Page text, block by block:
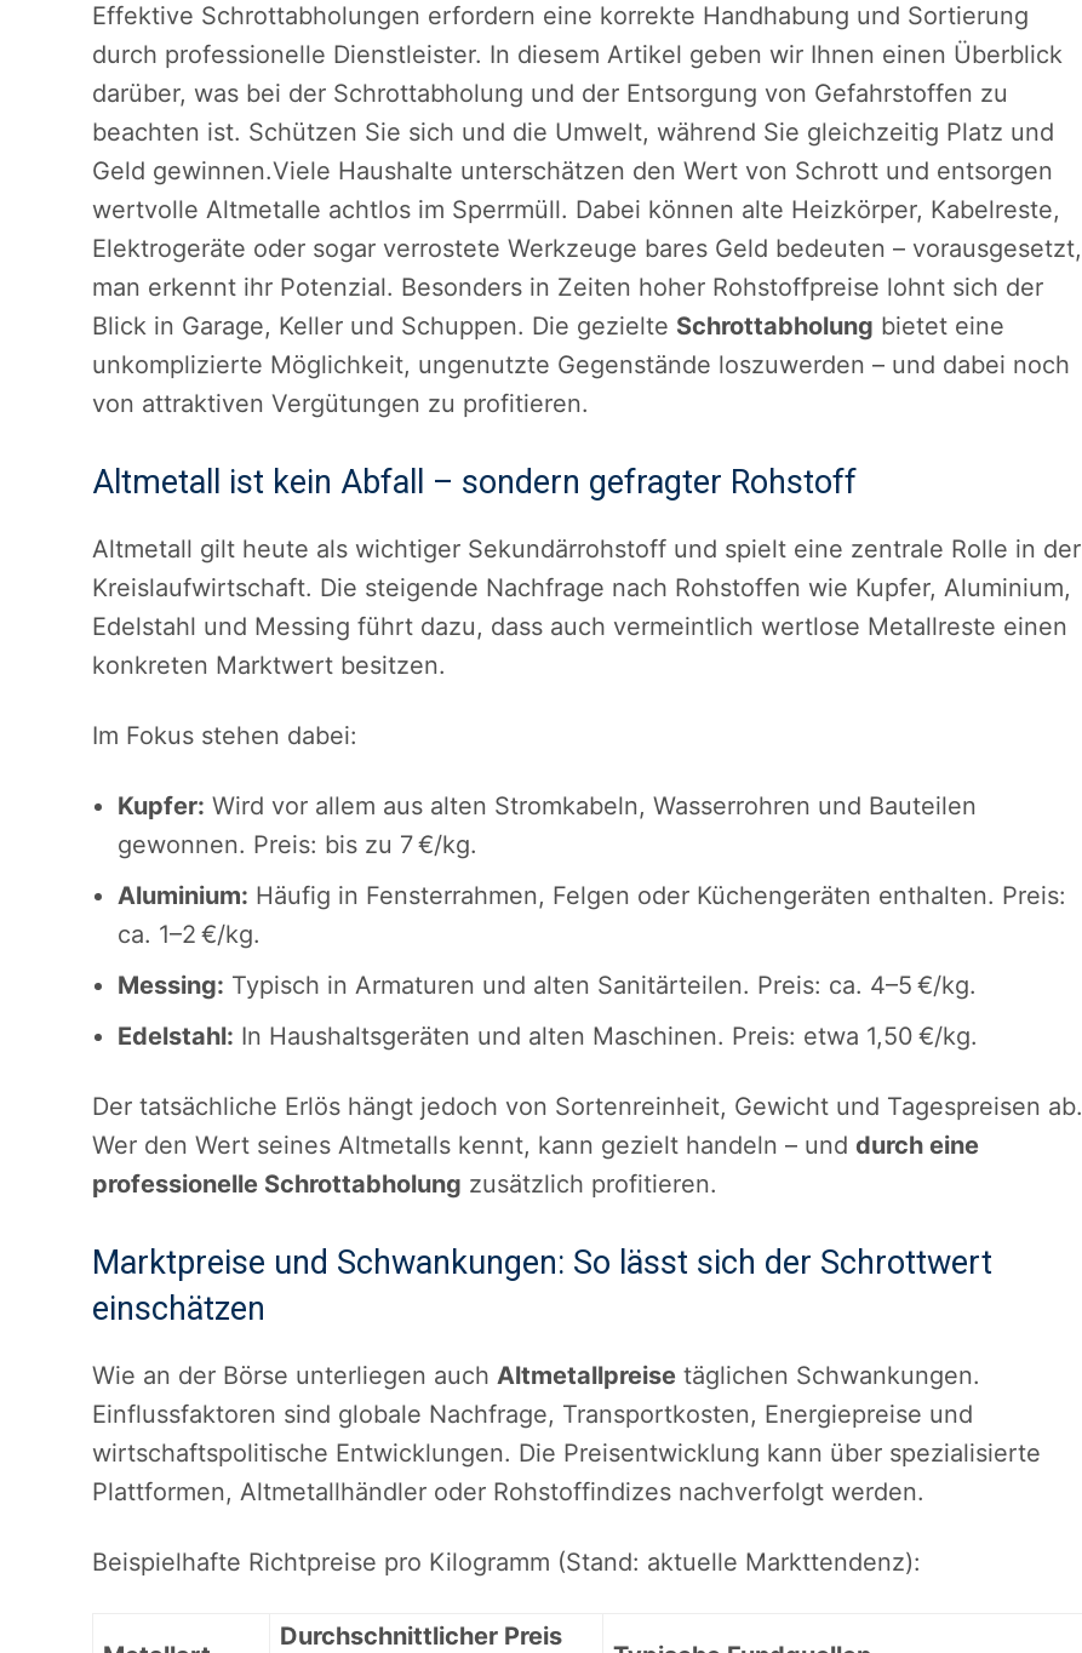
Effektive Schrottabholungen erfordern eine korrekte Handhabung und Sortierung
durch professionelle Dienstleister. In diesem Artikel geben wir Ihnen einen Überblick
darüber, was bei der Schrottabholung und der Entsorgung von Gefahrstoffen zu
beachten ist. Schützen Sie sich und die Umwelt, während Sie gleichzeitig Platz und
Geld gewinnen.Viele Haushalte unterschätzen den Wert von Schrott und entsorgen
wertvolle Altmetalle achtlos im Sperrmüll. Dabei können alte Heizkörper, Kabelreste,
Elektrogeräte oder sogar verrostete Werkzeuge bares Geld bedeuten – vorausgesetzt,
man erkennt ihr Potenzial. Besonders in Zeiten hoher Rohstoffpreise lohnt sich der
Blick in Garage, Keller und Schuppen. Die gezielte Schrottabholung bietet eine
unkomplizierte Möglichkeit, ungenutzte Gegenstände loszuwerden – und dabei noch
von attraktiven Vergütungen zu profitieren.
Altmetall ist kein Abfall – sondern gefragter Rohstoff
Altmetall gilt heute als wichtiger Sekundärrohstoff und spielt eine zentrale Rolle in der
Kreislaufwirtschaft. Die steigende Nachfrage nach Rohstoffen wie Kupfer, Aluminium,
Edelstahl und Messing führt dazu, dass auch vermeintlich wertlose Metallreste einen
konkreten Marktwert besitzen.
Im Fokus stehen dabei:
Kupfer: Wird vor allem aus alten Stromkabeln, Wasserrohren und Bauteilen
gewonnen. Preis: bis zu 7 €/kg.
Aluminium: Häufig in Fensterrahmen, Felgen oder Küchengeräten enthalten. Preis:
ca. 1–2 €/kg.
Messing: Typisch in Armaturen und alten Sanitärteilen. Preis: ca. 4–5 €/kg.
Edelstahl: In Haushaltsgeräten und alten Maschinen. Preis: etwa 1,50 €/kg.
Der tatsächliche Erlös hängt jedoch von Sortenreinheit, Gewicht und Tagespreisen ab.
Wer den Wert seines Altmetalls kennt, kann gezielt handeln – und durch eine
professionelle Schrottabholung zusätzlich profitieren.
Marktpreise und Schwankungen: So lässt sich der Schrottwert
einschätzen
Wie an der Börse unterliegen auch Altmetallpreise täglichen Schwankungen.
Einflussfaktoren sind globale Nachfrage, Transportkosten, Energiepreise und
wirtschaftspolitische Entwicklungen. Die Preisentwicklung kann über spezialisierte
Plattformen, Altmetallhändler oder Rohstoffindizes nachverfolgt werden.
Beispielhafte Richtpreise pro Kilogramm (Stand: aktuelle Markttendenz):
Durchschnittlicher Preis